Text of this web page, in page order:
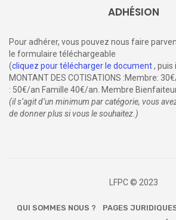
ADHÉSION
Pour adhérer, vous pouvez nous faire
le formulaire téléchargeable
(cliquez pour télécharger le document, puis
MONTANT DES COTISATIONS :Membre:
: 50€/an Famille 40€/an. Membre
(il s’agit d’un minimum par catégorie, vous
de donner plus si vous le souhaitez.)
LFPC © 2023
QUI SOMMES NOUS ? PAGES